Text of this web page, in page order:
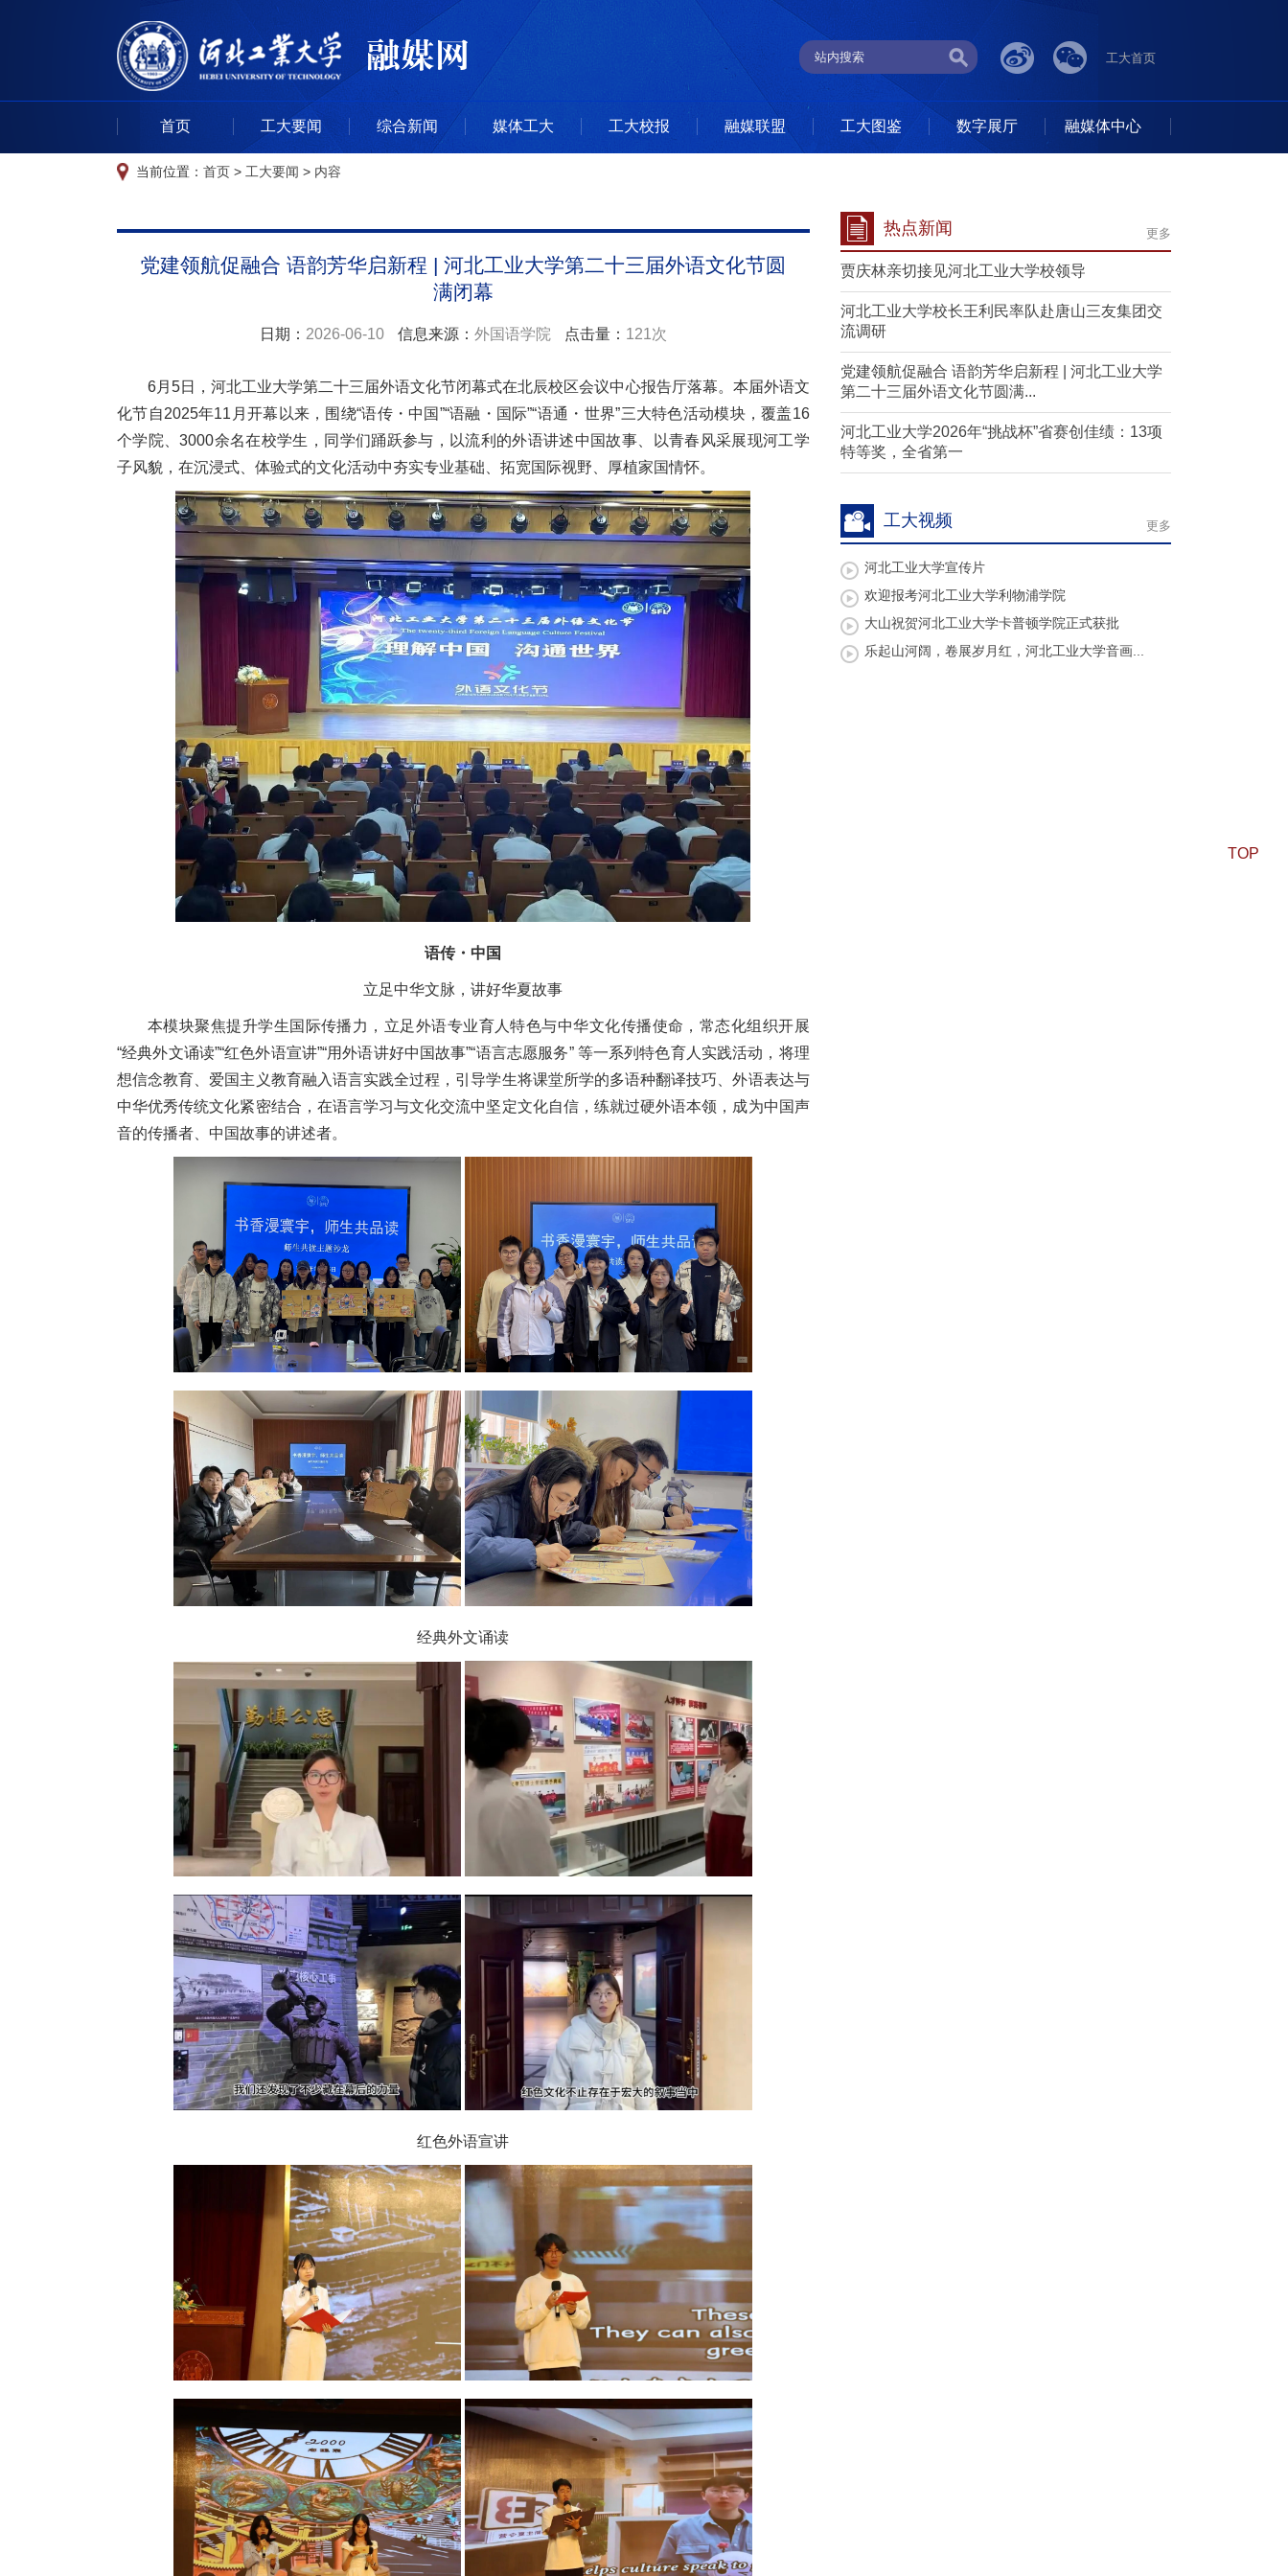
工大首页
首页 工大要闻 综合新闻 媒体工大 工大校报 融媒联盟 工大图鉴 数字展厅 融媒体中心
当前位置： 首页 > 工大要闻 > 内容
党建领航促融合 语韵芳华启新程 | 河北工业大学第二十三届外语文化节圆
满闭幕
日期： 2026-06-10 信息来源： 外国语学院 点击量： 121次
6月5日，河北工业大学第二十三届外语文化节闭幕式在北辰校区会议中心报告厅落幕。本届外语文
化节自2025年11月开幕以来，围绕“语传・中国”“语融・国际”“语通・世界”三大特色活动模块，覆盖16
个学院、3000余名在校学生，同学们踊跃参与，以流利的外语讲述中国故事、以青春风采展现河工学
子风貌，在沉浸式、体验式的文化活动中夯实专业基础、拓宽国际视野、厚植家国情怀。
语传・中国
立足中华文脉，讲好华夏故事
本模块聚焦提升学生国际传播力，立足外语专业育人特色与中华文化传播使命，常态化组织开展
“经典外文诵读”“红色外语宣讲”“用外语讲好中国故事”“语言志愿服务” 等一系列特色育人实践活动，将理
想信念教育、爱国主义教育融入语言实践全过程，引导学生将课堂所学的多语种翻译技巧、外语表达与
中华优秀传统文化紧密结合，在语言学习与文化交流中坚定文化自信，练就过硬外语本领，成为中国声
音的传播者、中国故事的讲述者。
经典外文诵读
红色外语宣讲
更多
热点新闻
贾庆林亲切接见河北工业大学校领导
河北工业大学校长王利民率队赴唐山三友集团交
流调研
党建领航促融合 语韵芳华启新程 | 河北工业大学
第二十三届外语文化节圆满...
河北工业大学2026年“挑战杯”省赛创佳绩：13项
特等奖，全省第一
更多
工大视频
河北工业大学宣传片
欢迎报考河北工业大学利物浦学院
大山祝贺河北工业大学卡普顿学院正式获批
乐起山河阔，卷展岁月红，河北工业大学音画...
TOP